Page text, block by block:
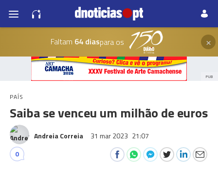
Faltam 64 diaspara os ×
PUB
PAÍS
Saiba se venceu um milhão de euros
Andreia Correia 31 mar 2023 21:07
0